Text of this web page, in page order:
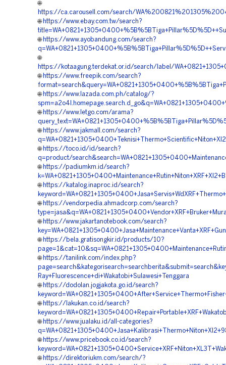
🌐
https://ca.carousell.com/search/
🌐 https://www.ebay.com.tw/search?
🌐 https://www.ayobandung.com/search?
🌐
https://kotaagung.terdekat.or.id/search/label/
🌐 https://www.freepik.com/search?
🌐 https://www.lazada.com.ph/catalog/?
🌐 https://www.letgo.com/arama?
🌐 https://www.jakmall.com/search?
🌐 https://toco.id/id/search?
q=product/
🌐 https://padiumkm.id/search?
🌐 https://katalog.inaproc.id/search?
🌐 https://vendorpedia.ahmadcorp.com/search?
🌐 https://www.jakartanotebook.com/search?
🌐 https://bela.gratisongkir.id/products/10?
🌐 https://tanilink.com/index.php?
Ray+Fluorescence+di+Wakatobi+Sulawesi+Tenggara
🌐 https://dodolan.jogjakota.go.id/search?
🌐 https://lakukan.co.id/search?
🌐 https://www.jualaku.id/all-categories?
🌐 https://www.pricebook.co.id/search?
🌐 https://direktoriukm.com/search/?